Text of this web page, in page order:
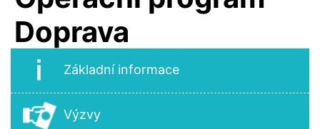
Doprava
Základní informace
Výzvy